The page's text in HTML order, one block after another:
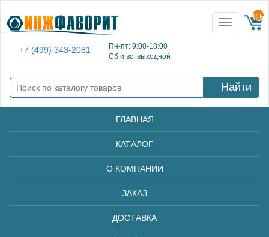
+7 (499) 343-2081
Пн-пт: 9:00-18:00
Сб и вс: выходной
Toggle
navigation
{{
Найти
ГЛАВНАЯ
КАТАЛОГ
О КОМПАНИИ
ЗАКАЗ
ДОСТАВКА